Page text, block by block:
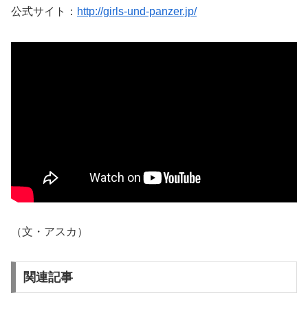
公式サイト： http://girls-und-panzer.jp/
（文・アスカ）
関連記事